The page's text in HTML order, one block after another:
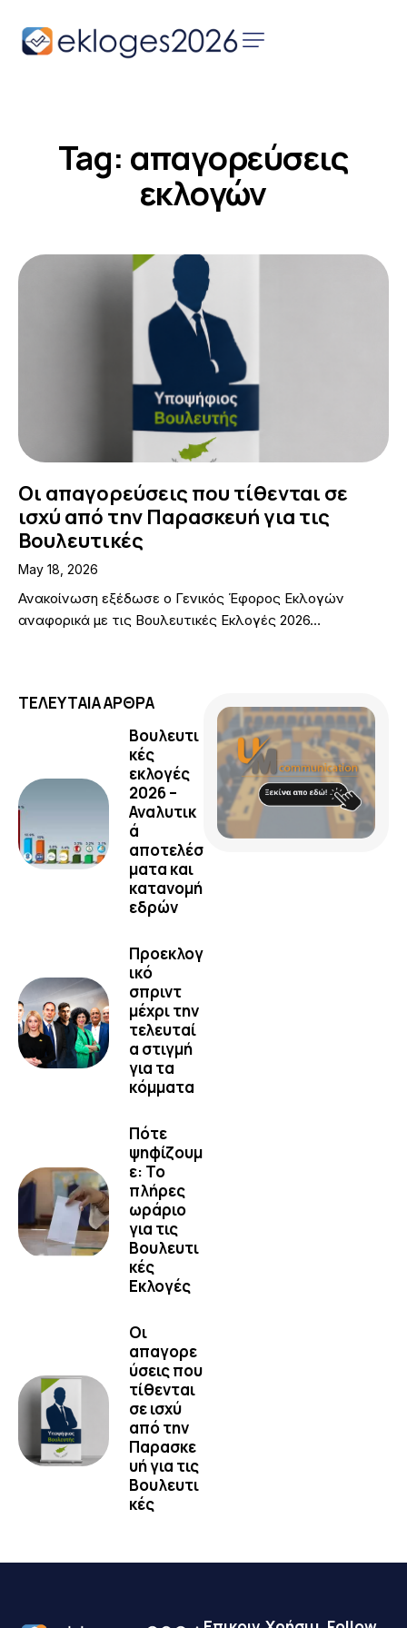
Tag: απαγορεύσεις
εκλογών
Αρχική
Παρουσιάσεις
Υποψηφίων
Επικοινωνία
Οι απαγορεύσεις που τίθενται σε
ισχύ από την Παρασκευή για τις
Βουλευτικές
May 18, 2026
Ανακοίνωση εξέδωσε ο Γενικός Έφορος Εκλογών
αναφορικά με τις Βουλευτικές Εκλογές 2026…
ΤΕΛΕΥΤΑΙΑ ΑΡΘΡΑ
Βουλευτι
κές
εκλογές
2026 –
Αναλυτικ
ά
αποτελέσ
ματα και
κατανομή
εδρών
Προεκλογ
ικό
σπριντ
μέχρι την
τελευταί
α στιγμή
για τα
κόμματα
Πότε
ψηφίζουμ
ε: Το
πλήρες
ωράριο
για τις
Βουλευτι
κές
Εκλογές
Οι
απαγορε
ύσεις που
τίθενται
σε ισχύ
από την
Παρασκε
υή για τις
Βουλευτι
κές